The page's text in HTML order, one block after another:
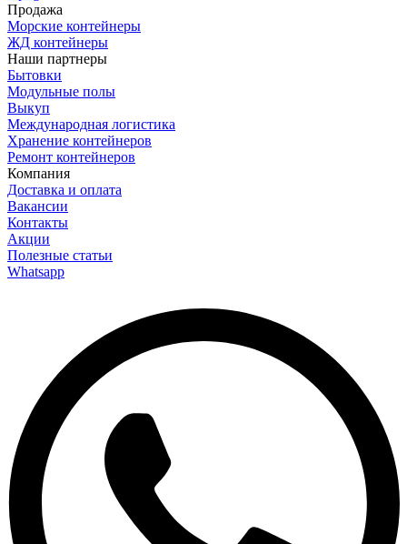
Продажа
Морские контейнеры
ЖД контейнеры
Наши партнеры
Бытовки
Модульные полы
Выкуп
Международная логистика
Хранение контейнеров
Ремонт контейнеров
Компания
Доставка и оплата
Вакансии
Контакты
Акции
Полезные статьи
Whatsapp